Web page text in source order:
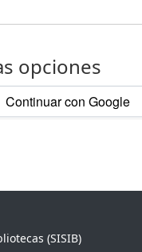
opciones
Continuar con Google
(SISIB)